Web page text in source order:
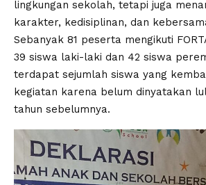
lingkungan sekolah, tetapi juga
karakter, kedisiplinan, dan
Sebanyak 81 peserta mengikuti
39 siswa laki-laki dan 42 siswa
terdapat sejumlah siswa yang
kegiatan karena belum dinyatakan
tahun sebelumnya.